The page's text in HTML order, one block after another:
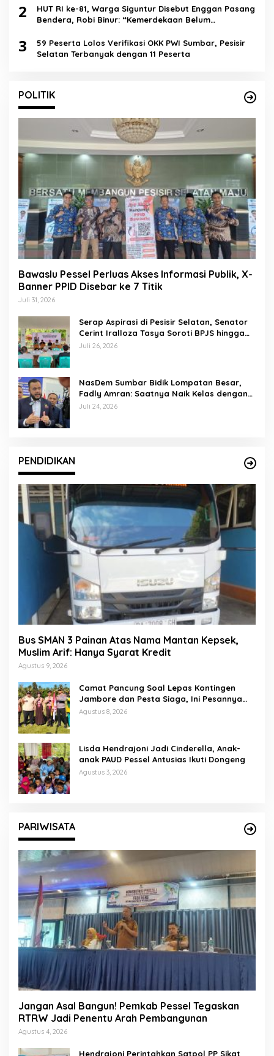
2
HUT RI ke-81, Warga Siguntur Disebut Enggan Pasang
Bendera, Robi Binur: “Kemerdekaan Belum
3
59 Peserta Lolos Verifikasi OKK PWI Sumbar, Pesisir
Selatan Terbanyak dengan 11 Peserta
POLITIK
Bawaslu Pessel Perluas Akses Informasi Publik, X-
Banner PPID Disebar ke 7 Titik
Juli 31, 2026
Serap Aspirasi di Pesisir Selatan, Senator
Cerint Iralloza Tasya Soroti BPJS hingga
Kurikulum Merdeka
Juli 26, 2026
NasDem Sumbar Bidik Lompatan Besar,
Fadly Amran: Saatnya Naik Kelas dengan
Kader Berkualitas
Juli 24, 2026
PENDIDIKAN
Bus SMAN 3 Painan Atas Nama Mantan Kepsek,
Muslim Arif: Hanya Syarat Kredit
Agustus 9, 2026
Camat Pancung Soal Lepas Kontingen
Jambore dan Pesta Siaga, Ini Pesannya
kepada Peserta
Agustus 8, 2026
Lisda Hendrajoni Jadi Cinderella, Anak-
anak PAUD Pessel Antusias Ikuti Dongeng
Agustus 3, 2026
PARIWISATA
Jangan Asal Bangun! Pemkab Pessel Tegaskan
RTRW Jadi Penentu Arah Pembangunan
Agustus 4, 2026
Hendrajoni Perintahkan Satpol PP Sikat